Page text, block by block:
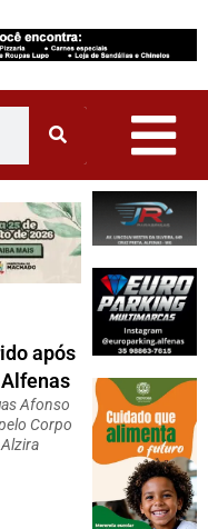
após
Afonso
Corpo